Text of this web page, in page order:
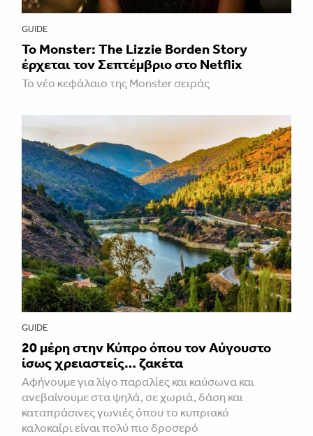
GUIDE
Το Monster: The Lizzie Borden Story
έρχεται τον Σεπτέμβριο στο Netflix
Το νέο κεφάλαιο της Monster σειράς
GUIDE
20 μέρη στην Κύπρο όπου τον Αύγουστο
ίσως χρειαστείς… ζακέτα
Αφήνουμε για λίγο παραλίες και καύσωνα και
ανεβαίνουμε στα ψηλά, σε χωριά, δάση και
καταπράσινες γωνιές όπου το κυπριακό
καλοκαίρι είναι πολύ πιο δροσερό